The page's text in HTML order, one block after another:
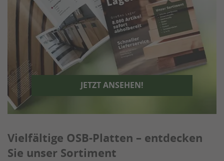
JETZT ANSEHEN!
Vielfältige OSB-Platten – entdecken
Sie unser Sortiment